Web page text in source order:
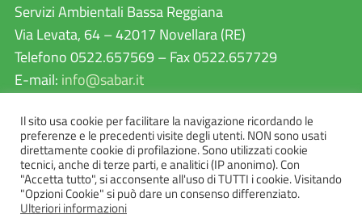
Servizi Ambientali Bassa Reggiana
Via Levata, 64 – 42017 Novellara (RE)
Telefono 0522.657569 – Fax 0522.657729
E-mail: info@sabar.it
P.IVA 02460240357
PEC:sabarservizisrl@pec.it
Il sito usa cookie per facilitare la navigazione ricordando le
preferenze e le precedenti visite degli utenti. NON sono usati
direttamente cookie di profilazione. Sono utilizzati cookie
tecnici, anche di terze parti, e analitici (IP anonimo). Con
"Accetta tutto", si acconsente all'uso di TUTTI i cookie. Visitando
"Opzioni Cookie" si può dare un consenso differenziato.
Ulteriori informazioni